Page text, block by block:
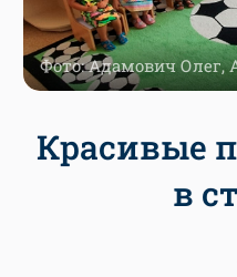
Фото: Адамович Олег,
Красивые
в